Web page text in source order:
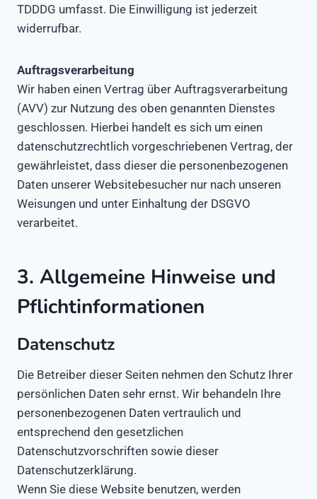
TDDDG umfasst. Die Einwilligung ist jederzeit
widerrufbar.
Auftragsverarbeitung
Wir haben einen Vertrag über Auftragsverarbeitung
(AVV) zur Nutzung des oben genannten Dienstes
geschlossen. Hierbei handelt es sich um einen
datenschutzrechtlich vorgeschriebenen Vertrag, der
gewährleistet, dass dieser die personenbezogenen
Daten unserer Websitebesucher nur nach unseren
Weisungen und unter Einhaltung der DSGVO
verarbeitet.
3. Allgemeine Hinweise und
Pflichtinformationen
Datenschutz
Die Betreiber dieser Seiten nehmen den Schutz Ihrer
persönlichen Daten sehr ernst. Wir behandeln Ihre
personenbezogenen Daten vertraulich und
entsprechend den gesetzlichen
Datenschutzvorschriften sowie dieser
Datenschutzerklärung.
Wenn Sie diese Website benutzen, werden